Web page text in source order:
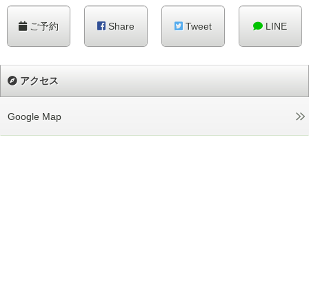
ご予約 Share Tweet LINE
アクセス
Google Map